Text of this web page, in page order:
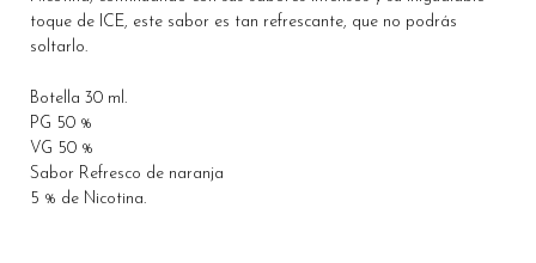
toque de ICE, este sabor es tan refrescante, que no podrás
soltarlo.
Botella 30 ml.
PG 50 %
VG 50 %
Sabor Refresco de naranja
5 % de Nicotina.